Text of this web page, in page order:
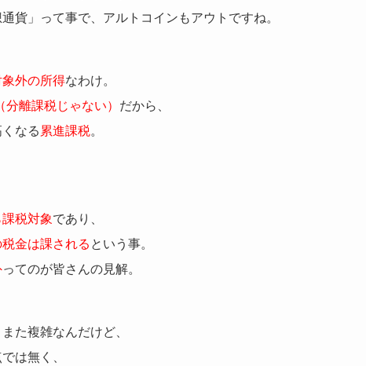
貨」って事で、アルトコインもアウトですね。
外の所得なわけ。
分離課税じゃない） だから、
なる 累進課税。
税対象であり、
金は課される という事。
ってのが皆さんの見解。
た複雑なんだけど、
は無く、